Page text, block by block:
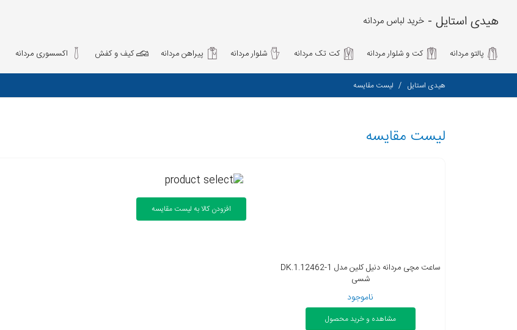
هیدی استایل - خرید لباس مردانه
پالتو مردانه کت و شلوار مردانه کت تک مردانه شلوار مردانه پیراهن مردانه کیف و کفش اکسسوری مردانه
هیدی استایل لیست مقایسه
لیست مقایسه
ساعت مچی مردانه دنیل کلین مدل DK.1.12462-1
شسی
ناموجود
مشاهده و خرید محصول
افزودن کالا به لیست مقایسه